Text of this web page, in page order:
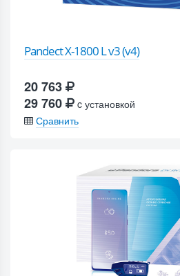
Pandect X-1800 L v3 (v4)
20 763
29 760
c установкой
Сравнить